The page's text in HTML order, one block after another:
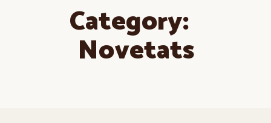
Category:
Novetats